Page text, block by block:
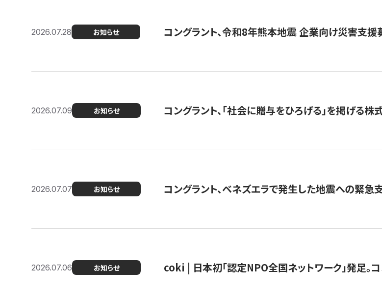
2026.07.28 お知らせ コングラント、令和8年熊本地震 企業向け災害支
2026.07.09 お知らせ コングラント、「社会に贈与をひろげる」を掲げる
2026.07.07 お知らせ コングラント、ベネズエラで発生した地震への緊急
2026.07.06 お知らせ coki | 日本初「認定NPO全国ネットワーク」発足。